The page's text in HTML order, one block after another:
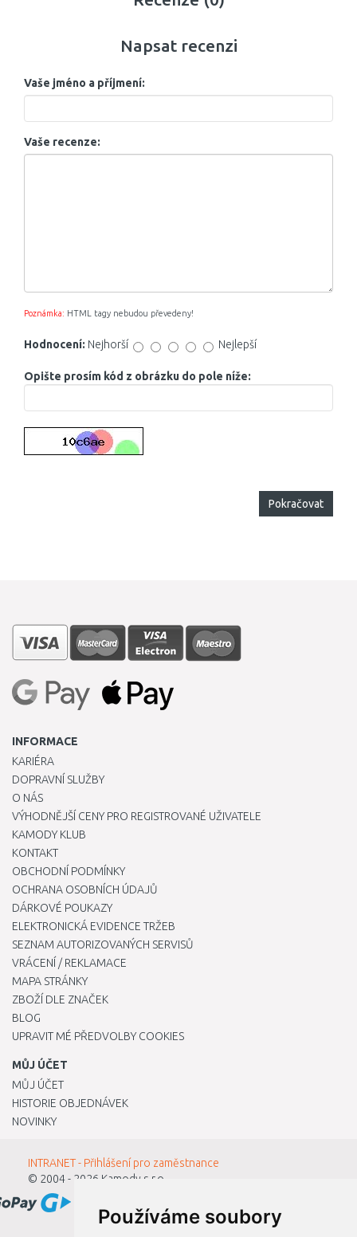
Používáme soubory
Napsat recenzi
Vaše jméno a příjmení:
Vaše recenze:
Poznámka: HTML tagy nebudou převedeny!
Hodnocení: Nejhorší Nejlepší
Opište prosím kód z obrázku do pole níže:
Pokračovat
INFORMACE
KARIÉRA
DOPRAVNÍ SLUŽBY
O NÁS
VÝHODNĚJŠÍ CENY PRO REGISTROVANÉ UŽIVATELE
KAMODY KLUB
KONTAKT
OBCHODNÍ PODMÍNKY
OCHRANA OSOBNÍCH ÚDAJŮ
DÁRKOVÉ POUKAZY
ELEKTRONICKÁ EVIDENCE TRŽEB
SEZNAM AUTORIZOVANÝCH SERVISŮ
VRÁCENÍ / REKLAMACE
MAPA STRÁNKY
ZBOŽÍ DLE ZNAČEK
BLOG
UPRAVIT MÉ PŘEDVOLBY COOKIES
MŮJ ÚČET
MŮJ ÚČET
HISTORIE OBJEDNÁVEK
NOVINKY
INTRANET - Přihlášení pro zaměstnance
© 2004 - 2026 Kamody s.r.o.